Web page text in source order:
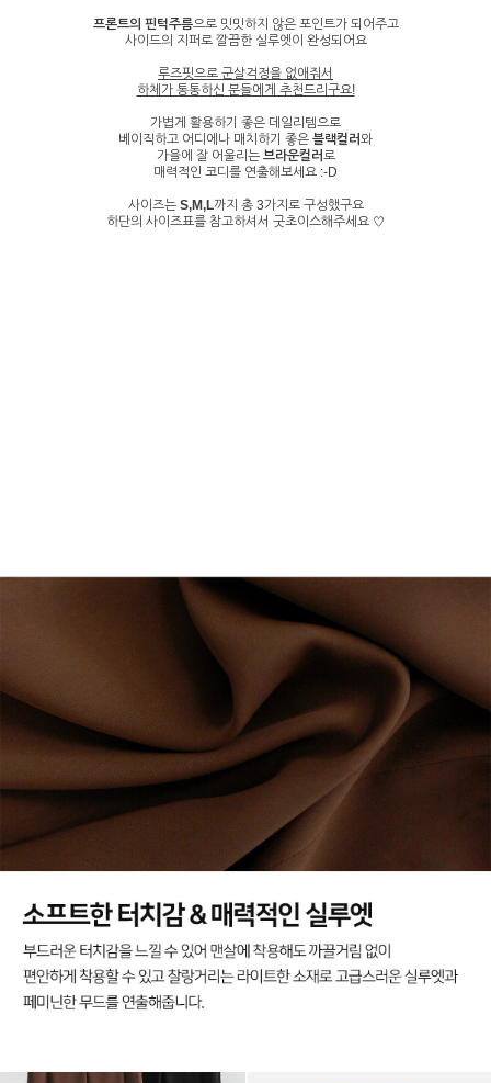
프론트의 핀턱주름으로 밋밋하지 않은 포인트가 되어주고
사이드의 지퍼로 깔끔한 실루엣이 완성되어요
루즈핏으로 군살걱정을 없애줘서
하체가 통통하신 분들에게 추천드리구요!
가볍게 활용하기 좋은 데일리템으로
베이직하고 어디에나 매치하기 좋은 블랙컬러와
가을에 잘 어울리는브라운컬러로
매력적인 코디를 연출해보세요 :-D
사이즈는 S,M,L까지 총 3가지로 구성했구요
하단의 사이즈표를 참고하셔서 굿초이스해주세요 ♡